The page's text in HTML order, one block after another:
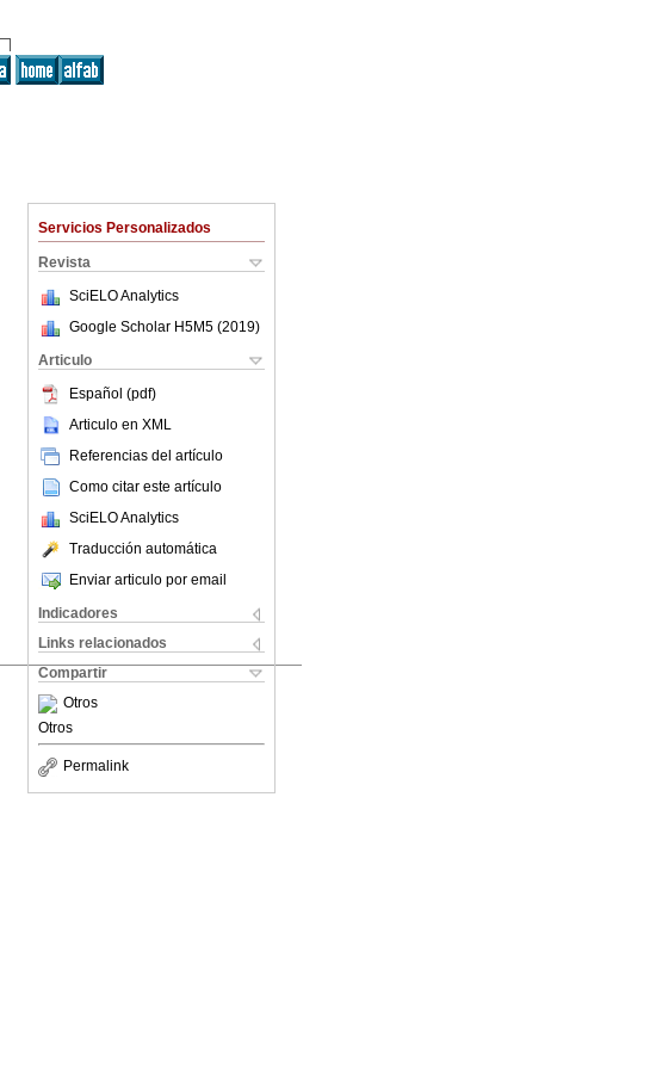
Servicios Personalizados
Revista
SciELO Analytics
Google Scholar H5M5 (2019)
Articulo
Español (pdf)
Articulo en XML
Referencias del artículo
Como citar este artículo
SciELO Analytics
Traducción automática
Enviar articulo por email
Indicadores
Links relacionados
Compartir
Otros
Otros
Permalink